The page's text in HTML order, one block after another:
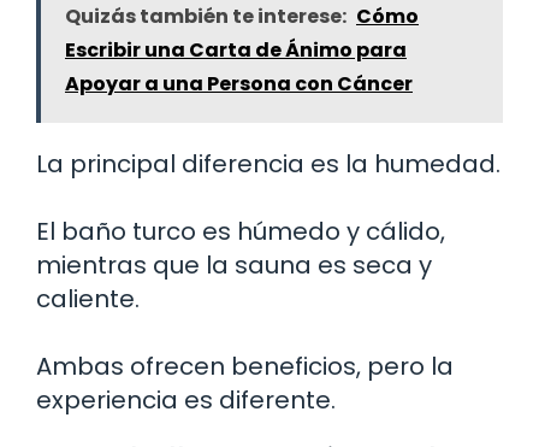
Quizás también te interese: Cómo
Escribir una Carta de Ánimo para
Apoyar a una Persona con Cáncer
La principal diferencia es la humedad.
El baño turco es húmedo y cálido,
mientras que la sauna es seca y
caliente.
Ambas ofrecen beneficios, pero la
experiencia es diferente.